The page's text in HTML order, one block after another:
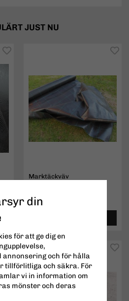
JUST NU
Marktäckväv
din
för att ge dig en
annonsering och för hålla
tillförlitliga och säkra. För
vi in information om
mönster och deras